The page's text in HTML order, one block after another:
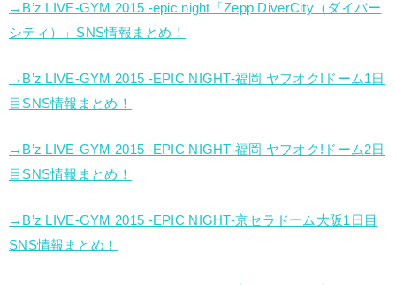
→B’z LIVE-GYM 2015 -epic night「Zepp DiverCity（ダイバー
シティ）」SNS情報まとめ！
→B’z LIVE-GYM 2015 -EPIC NIGHT-福岡 ヤフオク!ドーム1日
目SNS情報まとめ！
→B’z LIVE-GYM 2015 -EPIC NIGHT-福岡 ヤフオク!ドーム2日
目SNS情報まとめ！
→B’z LIVE-GYM 2015 -EPIC NIGHT-京セラドーム大阪1日目
SNS情報まとめ！